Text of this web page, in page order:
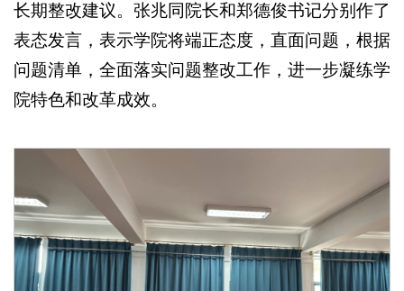
长期整改建议。张兆同院长和郑德俊书记分别作了
表态发言，表示学院将端正态度，直面问题，根据
问题清单，全面落实问题整改工作，进一步凝练学
院特色和改革成效。